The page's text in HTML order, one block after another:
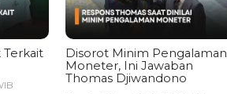
Terkait
Disorot Minim Pengalaman
Moneter, Ini Jawaban
Thomas Djiwandono